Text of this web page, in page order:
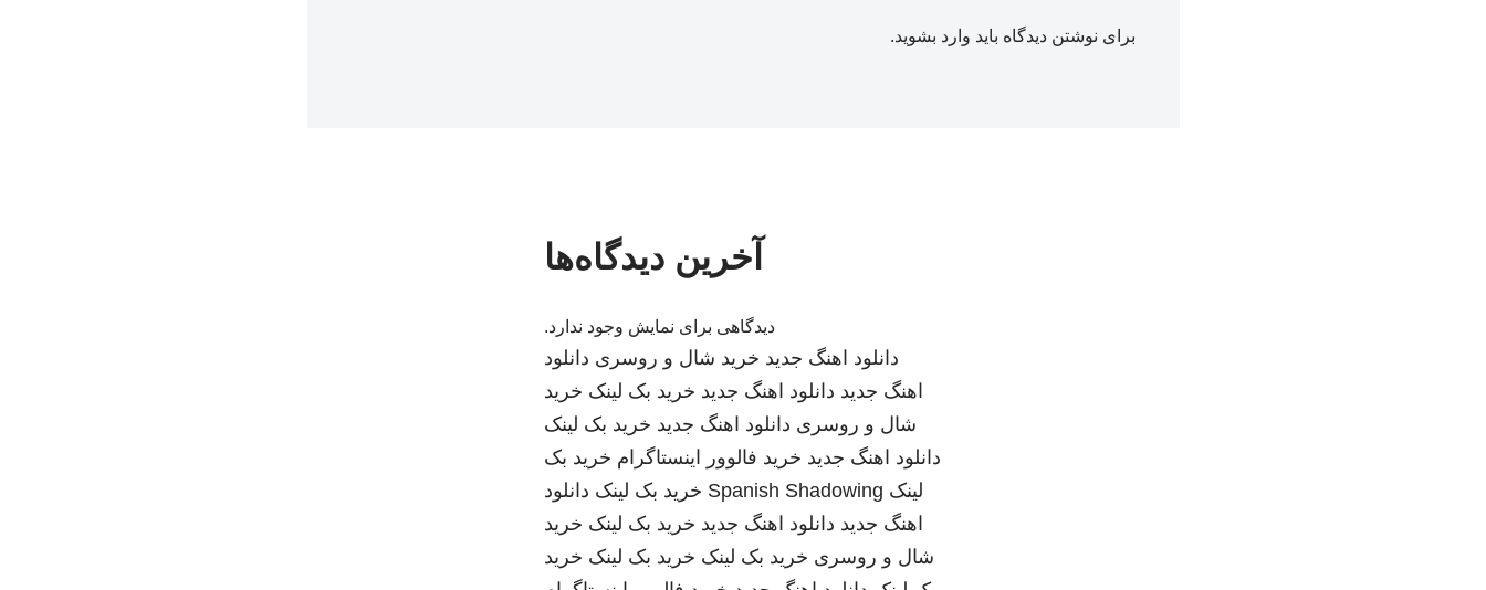
برای نوشتن دیدگاه باید وارد بشوید.
آخرین دیدگاه‌ها
دیدگاهی برای نمایش وجود ندارد.
دانلود اهنگ جدید خرید شال و روسری دانلود
اهنگ جدید دانلود اهنگ جدید خرید بک لینک خرید
شال و روسری دانلود اهنگ جدید خرید بک لینک
دانلود اهنگ جدید خرید فالوور اینستاگرام خرید بک
لینک Spanish Shadowing خرید بک لینک دانلود
اهنگ جدید دانلود اهنگ جدید خرید بک لینک خرید
شال و روسری خرید بک لینک خرید بک لینک خرید